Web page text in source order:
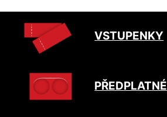
VSTUPENKY
PŘEDPLATNÉ